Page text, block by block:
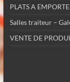
PLATS A
Salles traiteur –
VENTE DE